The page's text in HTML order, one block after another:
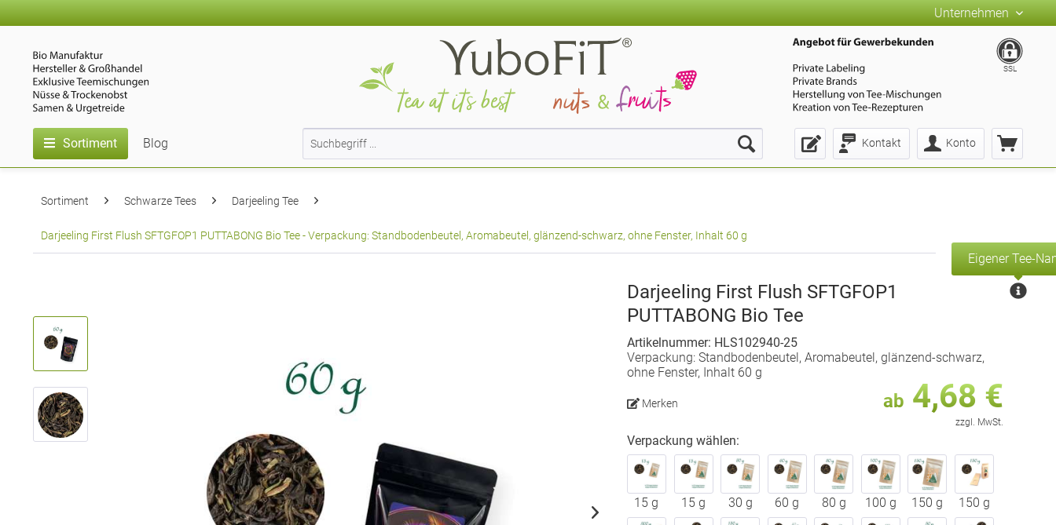
Unternehmen
Kontakt Konto
SSL
Sortiment Blog
Sortiment Schwarze Tees Darjeeling Tee
Darjeeling First Flush SFTGFOP1 PUTTABONG Bio Tee - Verpackung: Standbodenbeutel, Aromabeutel, glänzend-schwarz, ohne Fenster, Inhalt 60 g
Darjeeling First Flush SFTGFOP1
PUTTABONG Bio Tee
Eigener Tee-
Artikelnummer: HLS102940-25
Verpackung: Standbodenbeutel, Aromabeutel, glänzend-schwarz,
ohne Fenster, Inhalt 60 g
ab 4,68 €
zzgl. MwSt.
Merken
Verpackung wählen:
15 g 15 g 30 g 60 g 80 g 100 g 150 g 150 g